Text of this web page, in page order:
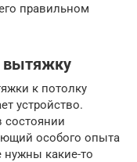
правильном
вытяжку
к потолку
устройство.
состоянии
особого опыта
нужны какие-то